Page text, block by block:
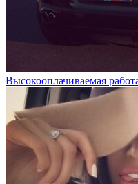
Высокооплачиваемая